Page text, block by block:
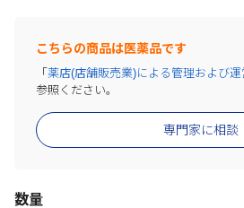
こちらの商品は医薬品です
専門家に相談
「 薬店(店舗販売業)による管理および
参照ください。
数量